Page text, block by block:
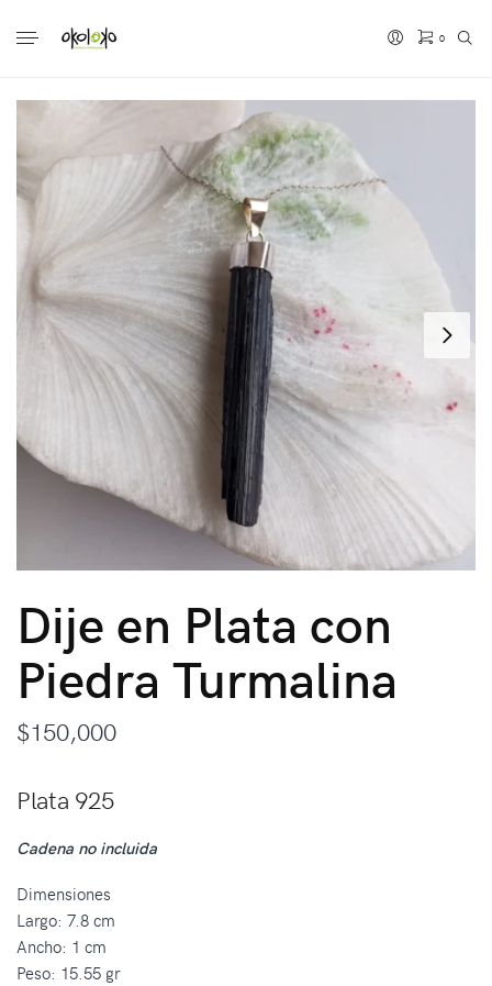
0
Dije en Plata con
Piedra Turmalina
$150,000
Plata 925
Cadena no incluida
Dimensiones
Largo: 7.8 cm
Ancho: 1 cm
Peso: 15.55 gr